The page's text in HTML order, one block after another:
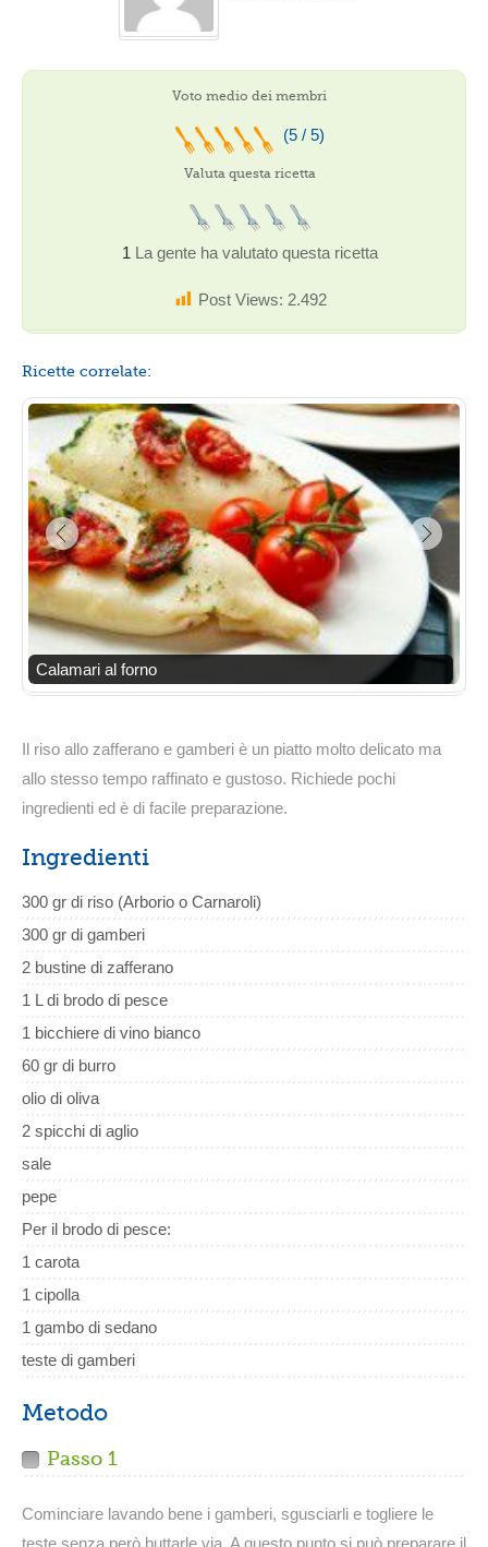
Voto medio dei membri
(5 / 5)
Valuta questa ricetta
1 La gente ha valutato questa ricetta
Post Views: 2.492
Ricette correlate:
Calamari al forno
Il riso allo zafferano e gamberi è un piatto molto delicato ma
allo stesso tempo raffinato e gustoso. Richiede pochi
ingredienti ed è di facile preparazione.
Ingredienti
300 gr di riso (Arborio o Carnaroli)
300 gr di gamberi
2 bustine di zafferano
1 L di brodo di pesce
1 bicchiere di vino bianco
60 gr di burro
olio di oliva
2 spicchi di aglio
sale
pepe
Per il brodo di pesce:
1 carota
1 cipolla
1 gambo di sedano
teste di gamberi
Metodo
Passo 1
Cominciare lavando bene i gamberi, sgusciarli e togliere le